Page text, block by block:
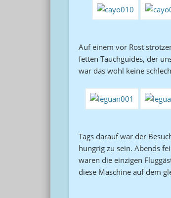
Auf einem vor Rost
fetten Tauchguides, der
war das wohl keine
Tags darauf war der
hungrig zu sein. Abends
waren die einzigen
diese Maschine auf dem